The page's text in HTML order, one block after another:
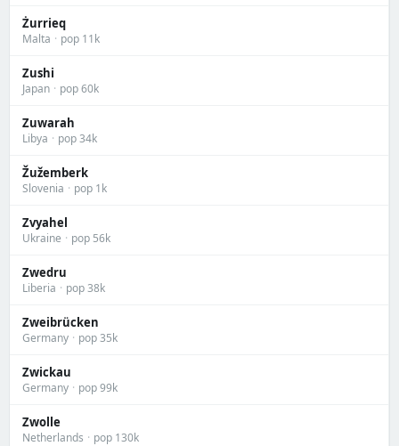
Żurrieq
Malta · pop 11k
Zushi
Japan · pop 60k
Zuwarah
Libya · pop 34k
Žužemberk
Slovenia · pop 1k
Zvyahel
Ukraine · pop 56k
Zwedru
Liberia · pop 38k
Zweibrücken
Germany · pop 35k
Zwickau
Germany · pop 99k
Zwolle
Netherlands · pop 130k